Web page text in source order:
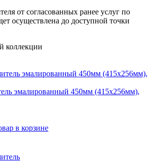
от согласованных ранее услуг по
осуществлена до доступной точки
коллекции
эмалированный 450мм (415х256мм),
в корзине